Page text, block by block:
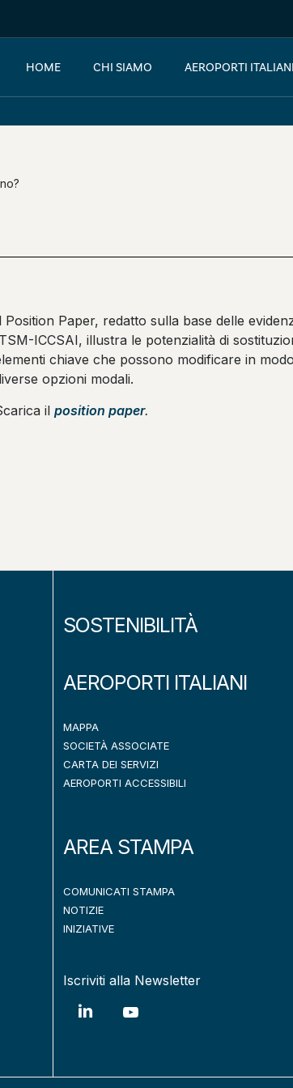
HOME CHI SIAMO AEROPORTI ITALIANI
Position Paper, redatto sulla base delle
ICCSAI, illustra le potenzialità di
chiave che possono modificare in
opzioni modali.
il position paper.
SOSTENIBILITÀ
AEROPORTI ITALIANI
MAPPA
SOCIETÀ ASSOCIATE
CARTA DEI SERVIZI
AEROPORTI ACCESSIBILI
AREA STAMPA
COMUNICATI STAMPA
NOTIZIE
INIZIATIVE
Iscriviti alla Newsletter